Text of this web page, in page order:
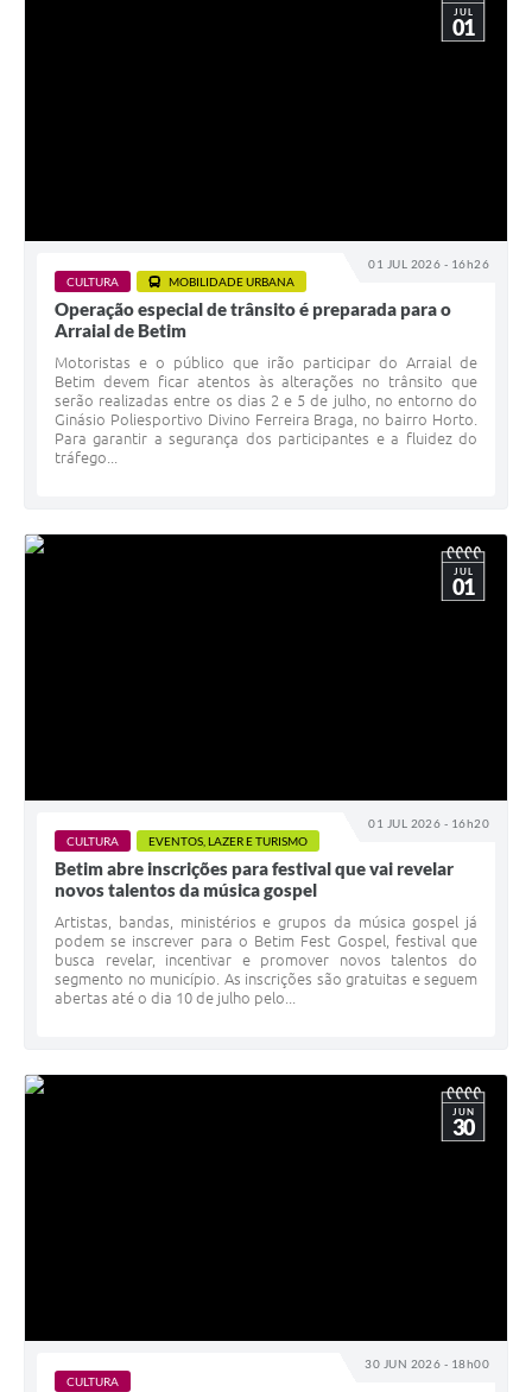
01 JUL 2026 - 16h26
JUL
01
CULTURA MOBILIDADE URBANA
Operação especial de trânsito é preparada para o
Arraial de Betim
Motoristas e o público que irão participar do Arraial de
Betim devem ficar atentos às alterações no trânsito que
serão realizadas entre os dias 2 e 5 de julho, no entorno do
Ginásio Poliesportivo Divino Ferreira Braga, no bairro Horto.
Para garantir a segurança dos participantes e a fluidez do
tráfego...
01 JUL 2026 - 16h20
JUL
01
CULTURA EVENTOS, LAZER E TURISMO
Betim abre inscrições para festival que vai revelar
novos talentos da música gospel
Artistas, bandas, ministérios e grupos da música gospel já
podem se inscrever para o Betim Fest Gospel, festival que
busca revelar, incentivar e promover novos talentos do
segmento no município. As inscrições são gratuitas e seguem
abertas até o dia 10 de julho pelo...
30 JUN 2026 - 18h00
JUN
30
CULTURA